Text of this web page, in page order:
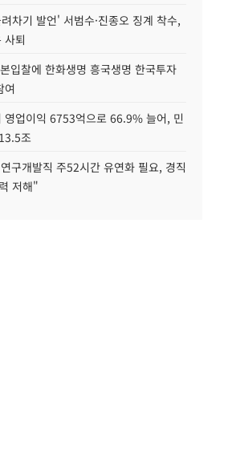
차기 발언' 서범수·진종오 징계 착수,
사퇴
입찰에 한화생명 흥국생명 한국투자
여
영업이익 6753억으로 66.9% 늘어, 민
조
구개발직 주52시간 유연화 필요, 경직
저해"